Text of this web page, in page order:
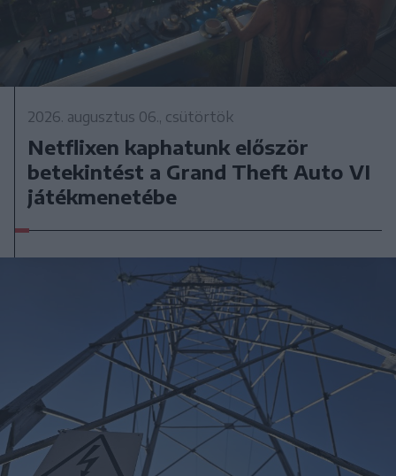
2026. augusztus 06., csütörtök
Netflixen kaphatunk először
betekintést a Grand Theft Auto VI
játékmenetébe